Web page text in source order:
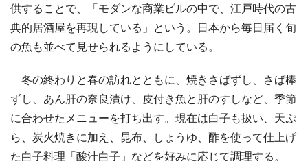
供することで、「モダンな商業ビルの中で、江戸時代の古
典的居酒屋を再現している」という。日本から毎日届く旬
の魚も並べて見せられるようにしている。
冬の終わりと春の訪れとともに、焼きさばずし、さば棒
ずし、あん肝の奈良漬け、皮付き魚と肝のすしなど、季節
に合わせたメニューを打ち出す。現在は白子も扱い、天ぷ
ら、炭火焼きに加え、昆布、しょうゆ、酢を使って仕上げ
た白子料理「酸汁白子」などを好みに応じて調理する。